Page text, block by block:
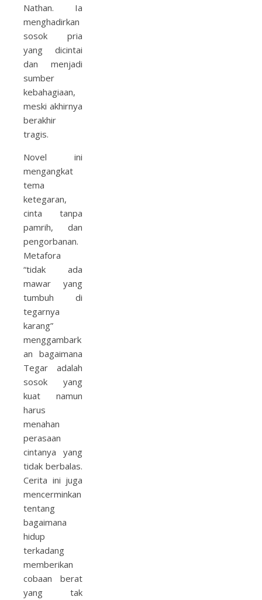
Nathan. Ia
menghadirkan
sosok pria
yang dicintai
dan menjadi
sumber
kebahagiaan,
meski akhirnya
berakhir
tragis.
Novel ini
mengangkat
tema
ketegaran,
cinta tanpa
pamrih, dan
pengorbanan.
Metafora
“tidak ada
mawar yang
tumbuh di
tegarnya
karang”
menggambark
an bagaimana
Tegar adalah
sosok yang
kuat namun
harus
menahan
perasaan
cintanya yang
tidak berbalas.
Cerita ini juga
mencerminkan
tentang
bagaimana
hidup
terkadang
memberikan
cobaan berat
yang tak